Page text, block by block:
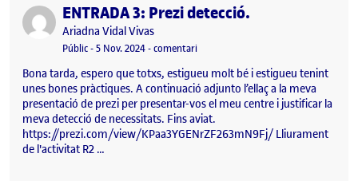
Publicat perENTRADA 3: Prezi detecció.
Publicat per
Ariadna Vidal Vivas
Visibilitat:
Públic-Data de publicació
5 Nov. 2024-comentariel ENTRADA 3: Prezi detecció.
Bona tarda, espero que totxs, estigueu molt bé i estigueu tenint
unes bones pràctiques. A continuació adjunto l’ellaç a la meva
presentació de prezi per presentar-vos el meu centre i justificar la
meva detecció de necessitats. Fins aviat.
https://prezi.com/view/KPaa3YGENrZF263mN9Fj/ Lliurament
de l'activitat R2 …